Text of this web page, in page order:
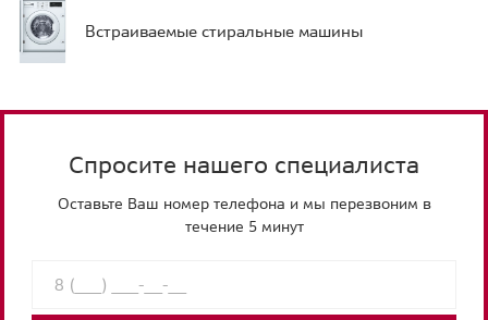
Встраиваемые стиральные машины
Спросите нашего специалиста
Оставьте Ваш номер телефона и мы перезвоним в
течение 5 минут